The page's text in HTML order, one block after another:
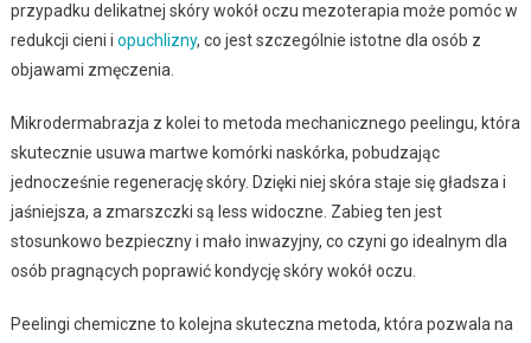
przypadku delikatnej skóry wokół oczu mezoterapia może pomóc w
redukcji cieni i opuchlizny, co jest szczególnie istotne dla osób z
objawami zmęczenia.
Mikrodermabrazja z kolei to metoda mechanicznego peelingu, która
skutecznie usuwa martwe komórki naskórka, pobudzając
jednocześnie regenerację skóry. Dzięki niej skóra staje się gładsza i
jaśniejsza, a zmarszczki są less widoczne. Zabieg ten jest
stosunkowo bezpieczny i mało inwazyjny, co czyni go idealnym dla
osób pragnących poprawić kondycję skóry wokół oczu.
Peelingi chemiczne to kolejna skuteczna metoda, która pozwala na